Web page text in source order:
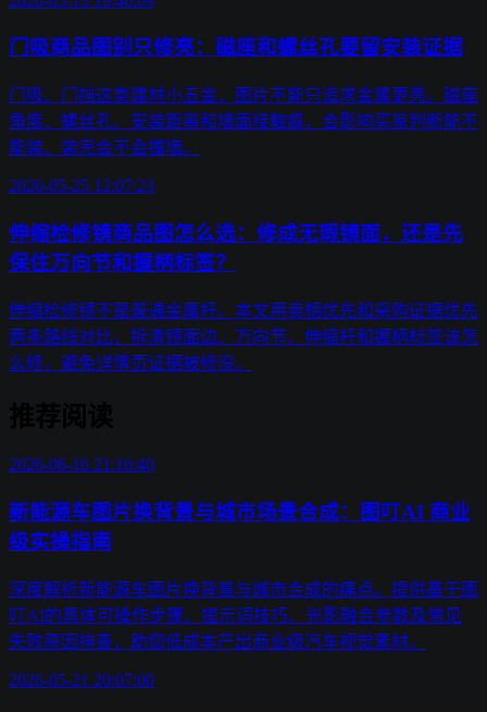
门吸商品图别只修亮：磁座和螺丝孔要留安装证据
门吸、门挡这类建材小五金，图片不能只追求金属更亮。磁座
角度、螺丝孔、安装距离和墙面接触痕，会影响买家判断能不
能装、装完会不会撞墙。
2026-05-25 12:07:23
伸缩检修镜商品图怎么选：修成无瑕镜面，还是先
保住万向节和握柄标签？
伸缩检修镜不是普通金属杆。本文用卖相优先和采购证据优先
两条路线对比，拆清镜面边、万向节、伸缩杆和握柄标签该怎
么修，避免详情页证据被修没。
2026-06-16 21:16:40
新能源车图片换背景与城市场景合成：图叮AI 商业
级实操指南
深度解析新能源车图片换背景与城市合成的痛点。提供基于图
叮AI的具体可操作步骤、提示词技巧、光影融合参数及常见
失败原因排查，助您低成本产出商业级汽车视觉素材。
2026-05-21 20:07:00